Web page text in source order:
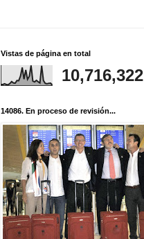
Vistas de página en total
10,716,322
14086. En proceso de revisión...